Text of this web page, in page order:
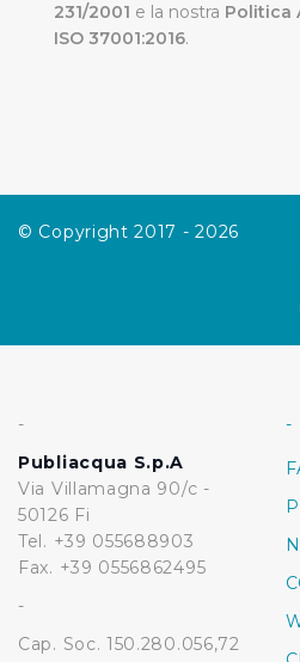
231/2001 e la nostra Politica
ISO 37001:2016.
© Copyright 2017 - 2026
-
Publiacqua S.p.A
Via Villamagna 90/c -
50126 Fi
Tel. +39 055688903
Fax. +39 0556862495
-
Cap. Soc. 150.280.056,72
-